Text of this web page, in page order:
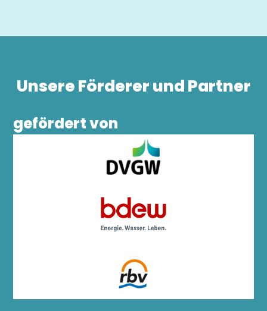
Unsere Förderer und Partner
gefördert von